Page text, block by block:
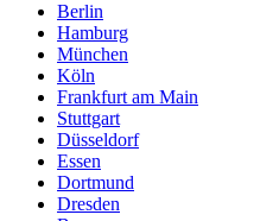
Berlin
Hamburg
München
Köln
Frankfurt am Main
Stuttgart
Düsseldorf
Essen
Dortmund
Dresden